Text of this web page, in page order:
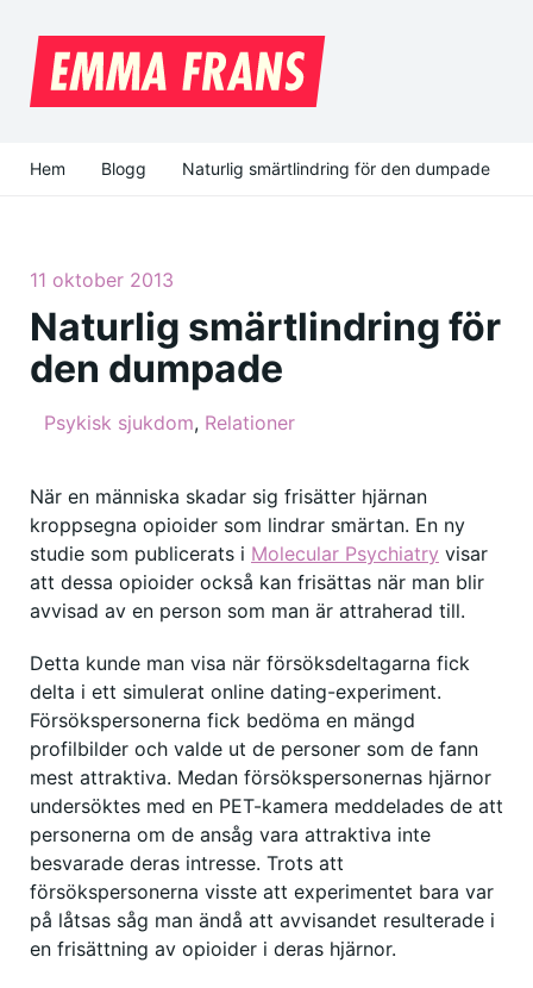
Hem Blogg Naturlig smärtlindring för den dumpade
11 oktober 2013
Naturlig smärtlindring för
den dumpade
Psykisk sjukdom, Relationer
När en människa skadar sig frisätter hjärnan
kroppsegna opioider som lindrar smärtan. En ny
studie som publicerats i Molecular Psychiatry visar
att dessa opioider också kan frisättas när man blir
avvisad av en person som man är attraherad till.
Detta kunde man visa när försöksdeltagarna fick
delta i ett simulerat online dating-experiment.
Försökspersonerna fick bedöma en mängd
profilbilder och valde ut de personer som de fann
mest attraktiva. Medan försökspersonernas hjärnor
undersöktes med en PET-kamera meddelades de att
personerna om de ansåg vara attraktiva inte
besvarade deras intresse. Trots att
försökspersonerna visste att experimentet bara var
på låtsas såg man ändå att avvisandet resulterade i
en frisättning av opioider i deras hjärnor.